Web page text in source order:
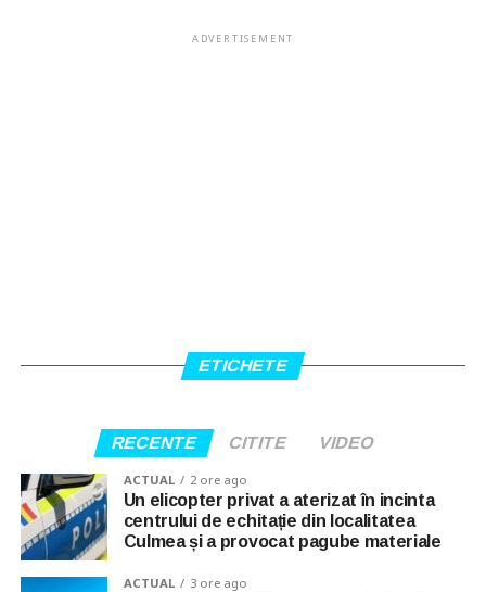
ADVERTISEMENT
ETICHETE
RECENTE CITITE VIDEO
ACTUAL 2 ore ago
Un elicopter privat a aterizat în incinta
centrului de echitație din localitatea
Culmea și a provocat pagube materiale
ACTUAL 3 ore ago